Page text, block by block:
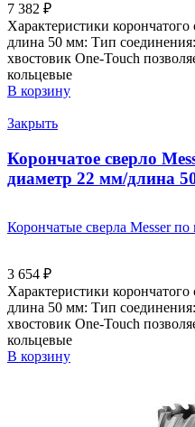
7 382 ₽
Характеристики
длина 50 мм: Тип
хвостовик Оne-Touch
кольцевые
В корзину
Закрыть
Корончатое сверло
диаметр 22 мм/длина
Корончатые сверла Messer
3 654 ₽
Характеристики
длина 50 мм: Тип
хвостовик Оne-Touch
кольцевые
В корзину